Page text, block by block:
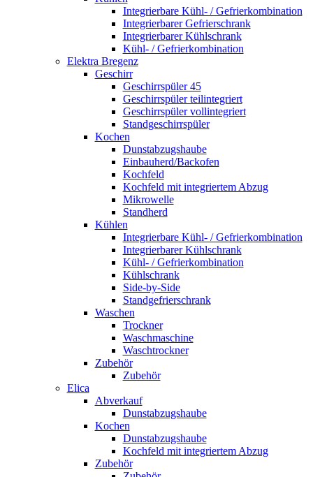
Integrierbare Kühl- / Gefrierkombination
Integrierbarer Gefrierschrank
Integrierbarer Kühlschrank
Kühl- / Gefrierkombination
Elektra Bregenz
Geschirr
Geschirrspüler 45
Geschirrspüler teilintegriert
Geschirrspüler vollintegriert
Standgeschirrspüler
Kochen
Dunstabzugshaube
Einbauherd/Backofen
Kochfeld
Kochfeld mit integriertem Abzug
Mikrowelle
Standherd
Kühlen
Integrierbare Kühl- / Gefrierkombination
Integrierbarer Kühlschrank
Kühl- / Gefrierkombination
Kühlschrank
Side-by-Side
Standgefrierschrank
Waschen
Trockner
Waschmaschine
Waschtrockner
Zubehör
Zubehör
Elica
Abverkauf
Dunstabzugshaube
Kochen
Dunstabzugshaube
Kochfeld mit integriertem Abzug
Zubehör